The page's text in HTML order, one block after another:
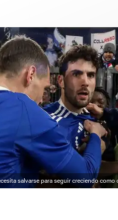
salvarse para seguir creciendo como